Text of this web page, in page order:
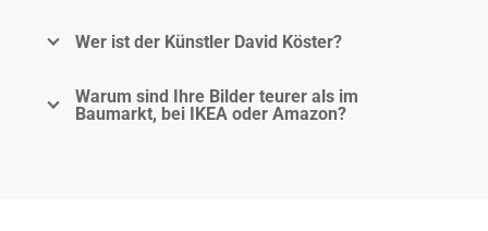
Wer ist der Künstler David Köster?
Warum sind Ihre Bilder teurer als im
Baumarkt, bei IKEA oder Amazon?